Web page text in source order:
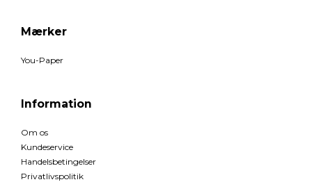
Mærker
You-Paper
Information
Om os
Kundeservice
Handelsbetingelser
Privatlivspolitik